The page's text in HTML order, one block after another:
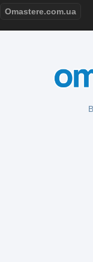
Omastere.com.ua